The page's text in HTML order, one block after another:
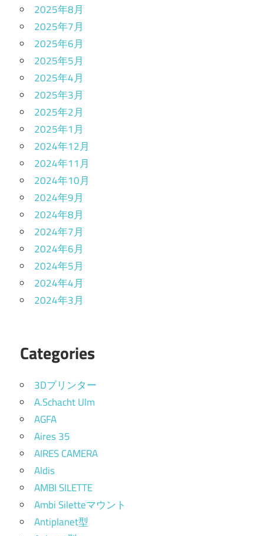
2025年8月
2025年7月
2025年6月
2025年5月
2025年4月
2025年3月
2025年2月
2025年1月
2024年12月
2024年11月
2024年10月
2024年9月
2024年8月
2024年7月
2024年6月
2024年5月
2024年4月
2024年3月
Categories
3Dプリンター
A.Schacht Ulm
AGFA
Aires 35
AIRES CAMERA
Aldis
AMBI SILETTE
Ambi Siletteマウント
Antiplanet型